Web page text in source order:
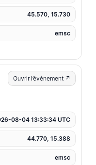
45.570, 15.730
emsc
Ouvrir l’événement ↗
08-04 13:33:34 UTC
44.770, 15.388
emsc